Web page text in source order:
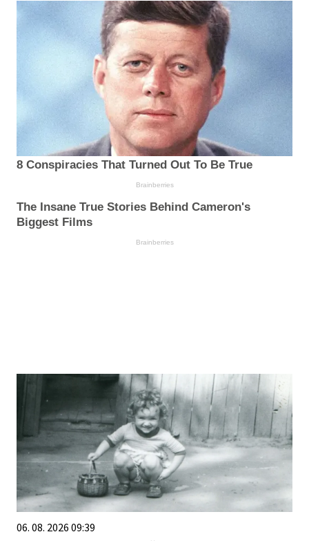
8 Conspiracies That Turned Out To Be True
Brainberries
The Insane True Stories Behind Cameron's
Biggest Films
Brainberries
06. 08. 2026 09:39